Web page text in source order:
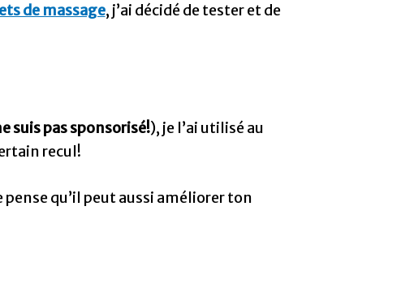
de massage, j’ai décidé de tester et de
suis pas sponsorisé!), je l’ai utilisé au
recul!
qu’il peut aussi améliorer ton